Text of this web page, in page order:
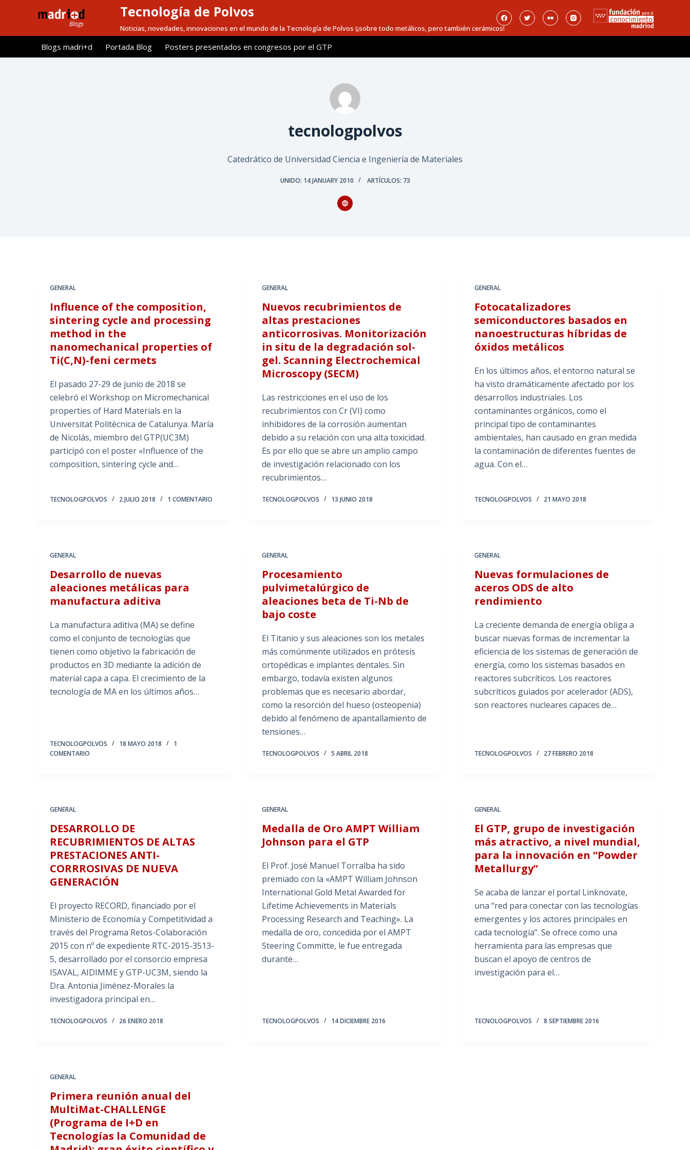
l
Tecnología de Polvos
Noticias, novedades, innovaciones en el mundo de la Tecnología de Polvos (¡sobre todo metálicos, pero también cerámicos!
Blogs madri+d Portada Blog Posters presentados en congresos por el GTP
tecnologpolvos
Catedrático de Universidad Ciencia e Ingeniería de Materiales
UNIDO: 14 JANUARY 2010 ARTÍCULOS: 73
GENERAL
Influence of the composition,
sintering cycle and processing
method in the
nanomechanical properties of
Ti(C,N)-feni cermets
El pasado 27-29 de junio de 2018 se
celebró el Workshop on Micromechanical
properties of Hard Materials en la
Universitat Politècnica de Catalunya. María
de Nicolás, miembro del GTP(UC3M)
participó con el poster «Influence of the
composition, sintering cycle and…
TECNOLOGPOLVOS 2 JULIO 2018 1 COMENTARIO
GENERAL
Nuevos recubrimientos de
altas prestaciones
anticorrosivas. Monitorización
in situ de la degradación sol-
gel. Scanning Electrochemical
Microscopy (SECM)
Las restricciones en el uso de los
recubrimientos con Cr (VI) como
inhibidores de la corrosión aumentan
debido a su relación con una alta toxicidad.
Es por ello que se abre un amplio campo
de investigación relacionado con los
recubrimientos…
TECNOLOGPOLVOS 13 JUNIO 2018
GENERAL
Fotocatalizadores
semiconductores basados en
nanoestructuras híbridas de
óxidos metálicos
En los últimos años, el entorno natural se
ha visto dramáticamente afectado por los
desarrollos industriales. Los
contaminantes orgánicos, como el
principal tipo de contaminantes
ambientales, han causado en gran medida
la contaminación de diferentes fuentes de
agua. Con el…
TECNOLOGPOLVOS 21 MAYO 2018
GENERAL
Desarrollo de nuevas
aleaciones metálicas para
manufactura aditiva
La manufactura aditiva (MA) se define
como el conjunto de tecnologías que
tienen como objetivo la fabricación de
productos en 3D mediante la adición de
material capa a capa. El crecimiento de la
tecnología de MA en los últimos años…
TECNOLOGPOLVOS 18 MAYO 2018
1
COMENTARIO
GENERAL
Procesamiento
pulvimetalúrgico de
aleaciones beta de Ti-Nb de
bajo coste
El Titanio y sus aleaciones son los metales
más comúnmente utilizados en prótesis
ortopédicas e implantes dentales. Sin
embargo, todavía existen algunos
problemas que es necesario abordar,
como la resorción del hueso (osteopenia)
debido al fenómeno de apantallamiento de
tensiones…
TECNOLOGPOLVOS 5 ABRIL 2018
GENERAL
Nuevas formulaciones de
aceros ODS de alto
rendimiento
La creciente demanda de energía obliga a
buscar nuevas formas de incrementar la
eficiencia de los sistemas de generación de
energía, como los sistemas basados en
reactores subcríticos. Los reactores
subcríticos guiados por acelerador (ADS),
son reactores nucleares capaces de…
TECNOLOGPOLVOS 27 FEBRERO 2018
GENERAL
DESARROLLO DE
RECUBRIMIENTOS DE ALTAS
PRESTACIONES ANTI-
CORRROSIVAS DE NUEVA
GENERACIÓN
El proyecto RECORD, financiado por el
Ministerio de Economía y Competitividad a
través del Programa Retos-Colaboración
2015 con nº de expediente RTC-2015-3513-
5, desarrollado por el consorcio empresa
ISAVAL, AIDIMME y GTP-UC3M, siendo la
Dra. Antonia Jiménez-Morales la
investigadora principal en…
TECNOLOGPOLVOS 26 ENERO 2018
GENERAL
Medalla de Oro AMPT William
Johnson para el GTP
El Prof. José Manuel Torralba ha sido
premiado con la «AMPT William Johnson
International Gold Metal Awarded for
Lifetime Achievements in Materials
Processing Research and Teaching». La
medalla de oro, concedida por el AMPT
Steering Committe, le fue entregada
durante…
TECNOLOGPOLVOS 14 DICIEMBRE 2016
GENERAL
El GTP, grupo de investigación
más atractivo, a nivel mundial,
para la innovación en “Powder
Metallurgy”
Se acaba de lanzar el portal Linknovate,
una “red para conectar con las tecnologías
emergentes y los actores principales en
cada tecnología”. Se ofrece como una
herramienta para las empresas que
buscan el apoyo de centros de
investigación para el…
TECNOLOGPOLVOS 8 SEPTIEMBRE 2016
GENERAL
Primera reunión anual del
MultiMat-CHALLENGE
(Programa de I+D en
Tecnologías la Comunidad de